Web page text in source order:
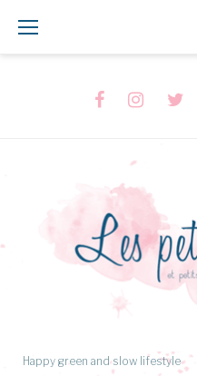
Happy green and slow lifestyle